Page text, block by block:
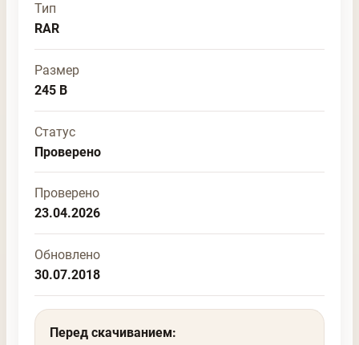
Тип
RAR
Размер
245 B
Статус
Проверено
Проверено
23.04.2026
Обновлено
30.07.2018
Перед скачиванием: